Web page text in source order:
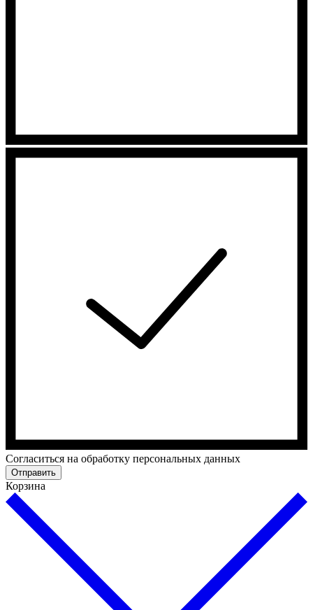
Cогласиться на обработку персональных данных
Отправить
Корзина